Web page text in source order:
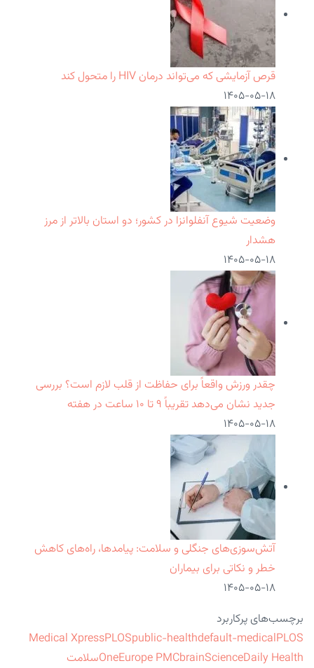
قرص آزمایشی که می‌تواند درمان HIV را متحول کند
۱۴۰۵-۰۵-۱۸
وضعیت شیوع آنفلوانزا در کشور؛ دو استان بالاتر از مرز
هشدار
۱۴۰۵-۰۵-۱۸
چقدر ورزش واقعاً برای حفاظت از قلب لازم است؟ بررسی
جدید نشان می‌دهد تقریباً ۹ تا ۱۰ ساعت در هفته
۱۴۰۵-۰۵-۱۸
آتش‌سوزی‌های جنگلی و سلامت: پیامدها، راه‌های کاهش
خطر و نکاتی برای بیماران
۱۴۰۵-۰۵-۱۸
برچسب‌های پرکاربرد
Medical XpressPLOSpublic-healthdefault-medicalPLOS
OneEurope PMCbrainScienceDaily Health
سلامت